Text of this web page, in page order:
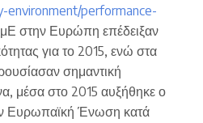
environment/performance-
στην Ευρώπη επέδειξαν
για το 2015, ενώ στα
σημαντική
μέσα στο 2015 αυξήθηκε ο
Ευρωπαϊκή Ένωση κατά